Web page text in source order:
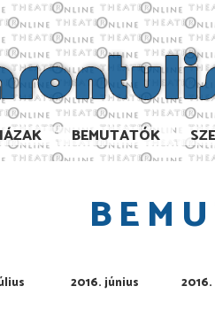
BEMUTATÓK
2016. június